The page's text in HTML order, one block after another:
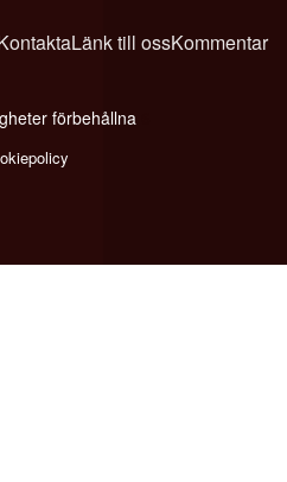
Länk till ossKommentar
förbehållna